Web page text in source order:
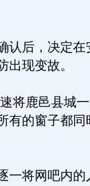
后，决定在
现变故。
鹿邑县城一
有的窗子都同
将网吧内的